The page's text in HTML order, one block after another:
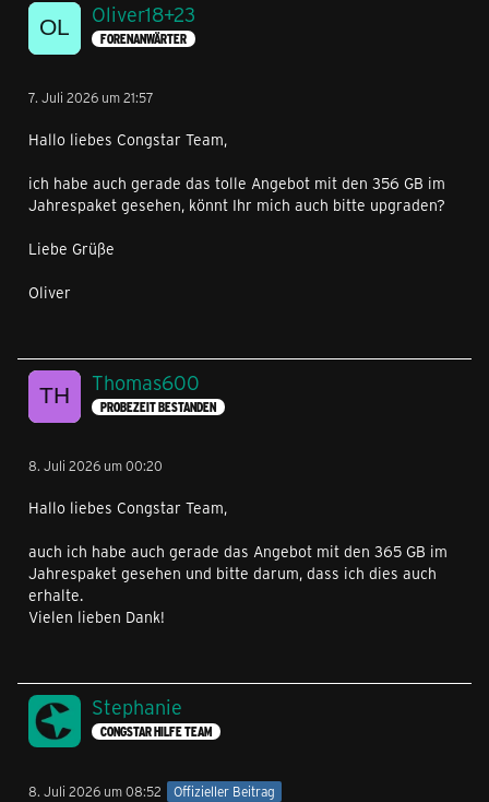
Oliver18+23
FORENANWÄRTER
7. Juli 2026 um 21:57
Hallo liebes Congstar Team,
ich habe auch gerade das tolle Angebot mit den 356 GB im
Jahrespaket gesehen, könnt Ihr mich auch bitte upgraden?
Liebe Grüße
Oliver
Thomas600
PROBEZEIT BESTANDEN
8. Juli 2026 um 00:20
Hallo liebes Congstar Team,
auch ich habe auch gerade das Angebot mit den 365 GB im
Jahrespaket gesehen und bitte darum, dass ich dies auch
erhalte.
Vielen lieben Dank!
Stephanie
CONGSTAR HILFE TEAM
8. Juli 2026 um 08:52 Offizieller Beitrag